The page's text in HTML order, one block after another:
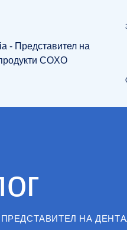
- ПРЕДСТАВИТЕЛ НА